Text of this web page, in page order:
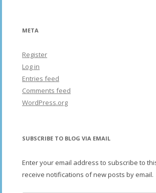
META
Register
Log in
Entries feed
Comments feed
WordPress.org
SUBSCRIBE TO BLOG VIA EMAIL
Enter your email address to subscribe to
receive notifications of new posts by email.